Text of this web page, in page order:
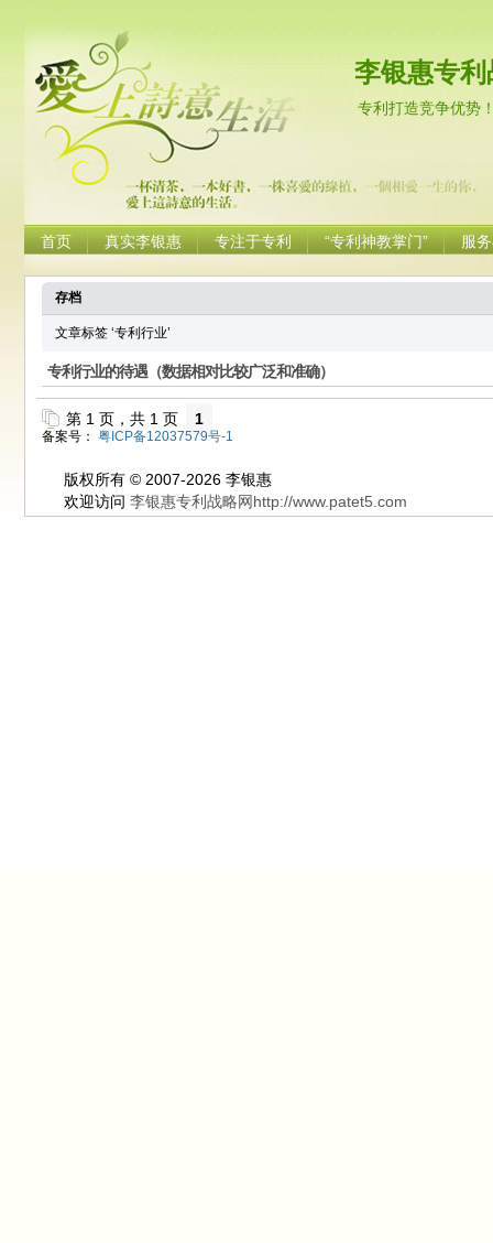
李银惠专利
专利打造竞争优势
首页 真实李银惠 专注于专利 “专利神教掌门” 服
存档
文章标签 ‘专利行业’
专利行业的待遇（数据相对比较广泛和准确）
第 1 页，共 1 页 1
备案号： 粤ICP备12037579号-1
版权所有 © 2007-2026 李银惠
欢迎访问 李银惠专利战略网http://www.patet5.com